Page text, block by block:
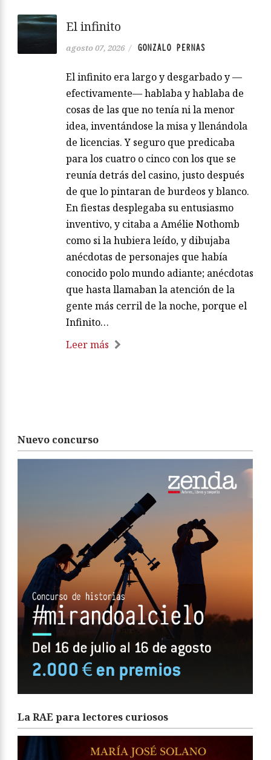
El infinito
agosto 07, 2026 / GONZALO PERNAS
El infinito era largo y desgarbado y —
efectivamente— hablaba y hablaba de
cosas de las que no tenía ni la menor
idea, inventándose la misa y llenándola
de licencias. Y seguro que predicaba
para los cuatro o cinco con los que se
reunía detrás del casino, justo después
de que lo pintaran de burdeos y blanco.
En fiestas desplegaba su entusiasmo
inventivo, y citaba a Amélie Nothomb
como si la hubiera leído, y dibujaba
anécdotas de personajes que había
conocido polo mundo adiante; anécdotas
que hasta llamaban la atención de la
gente más cerril de la noche, porque el
Infinito…
Leer más
Nuevo concurso
La RAE para lectores curiosos